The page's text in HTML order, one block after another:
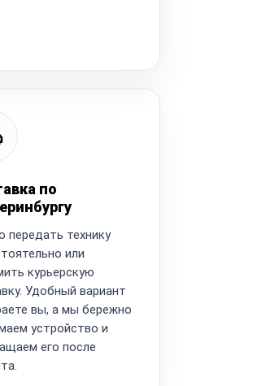
по
передать технику
или
курьерскую
Удобный вариант
вы, а мы бережно
устройство и
его после